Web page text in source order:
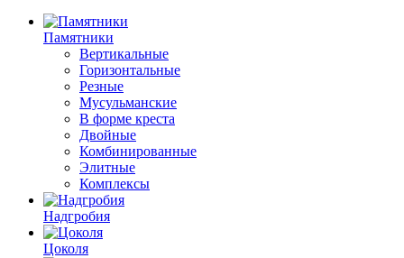
Памятники
Вертикальные
Горизонтальные
Резные
Мусульманские
В форме креста
Двойные
Комбинированные
Элитные
Комплексы
Надгробия
Цоколя